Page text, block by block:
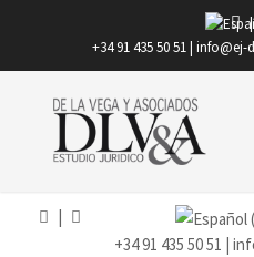
+34 91 435 50 51 | info@ej-
+34 91 435 50 51 |